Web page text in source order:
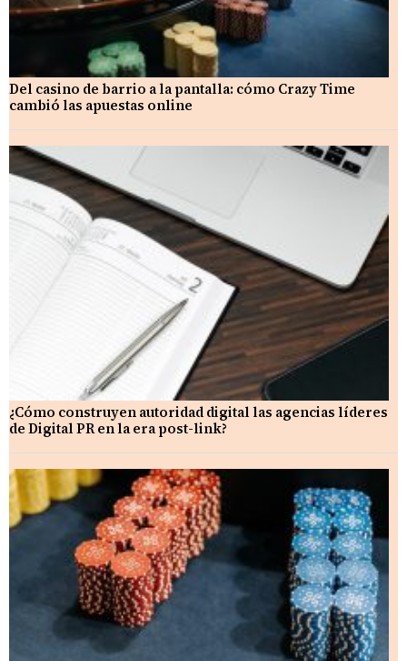
Del casino de barrio a la pantalla: cómo Crazy Time
cambió las apuestas online
¿Cómo construyen autoridad digital las agencias líderes
de Digital PR en la era post-link?